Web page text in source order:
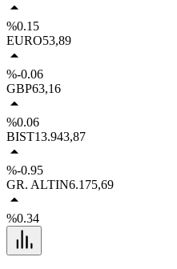
%0.15
EURO53,89
%-0.06
GBP63,16
%0.06
BIST13.943,87
%-0.95
GR. ALTIN6.175,69
%0.34